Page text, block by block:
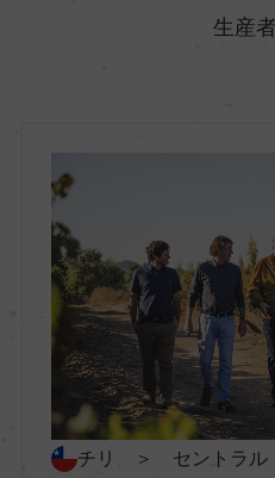
種類
生産
チリ ＞ セントラル